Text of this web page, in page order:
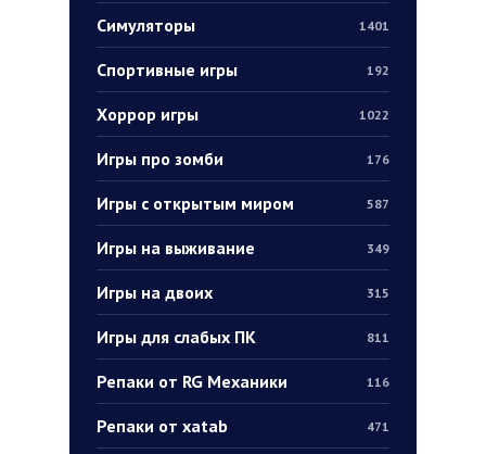
Симуляторы 1401
Спортивные игры 192
Хоррор игры 1022
Игры про зомби 176
Игры с открытым миром 587
Игры на выживание 349
Игры на двоих 315
Игры для слабых ПК 811
Репаки от RG Механики 116
Репаки от xatab 471